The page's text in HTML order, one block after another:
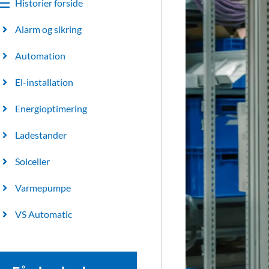
Historier forside
Alarm og sikring
Automation
El-installation
Energioptimering
Ladestander
Solceller
Varmepumpe
VS Automatic